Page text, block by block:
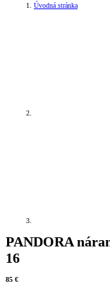
Úvodná stránka
PANDORA
16
85 €